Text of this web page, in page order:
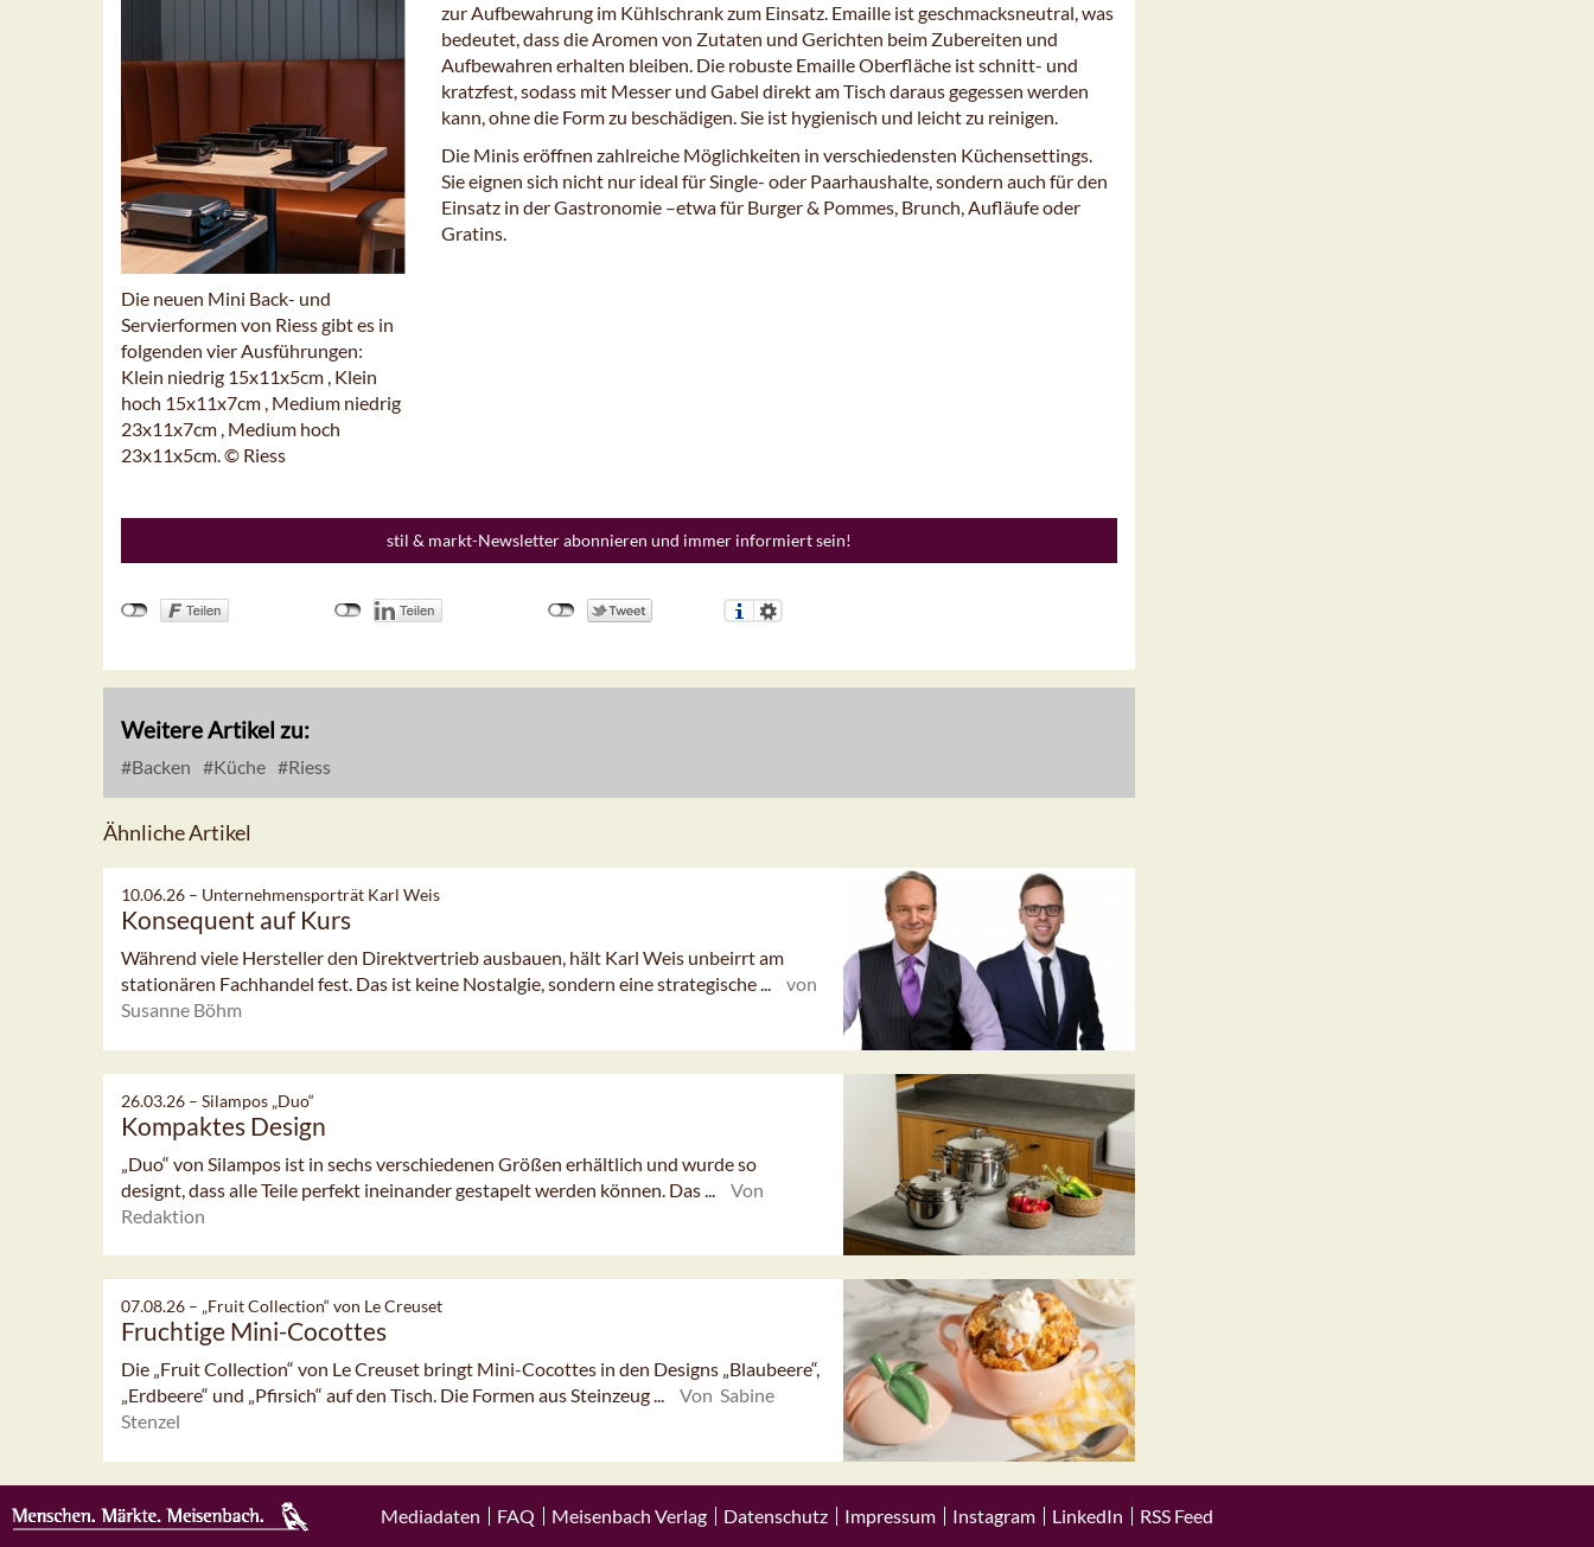
Die neuen Mini Back- und
Servierformen von Riess gibt es in
folgenden vier Ausführungen:
Klein niedrig 15x11x5cm , Klein
hoch 15x11x7cm , Medium niedrig
23x11x7cm , Medium hoch
23x11x5cm. © Riess
zur Aufbewahrung im Kühlschrank zum Einsatz. Emaille ist geschmacksneutral, was
bedeutet, dass die Aromen von Zutaten und Gerichten beim Zubereiten und
Aufbewahren erhalten bleiben. Die robuste Emaille Oberfläche ist schnitt- und
kratzfest, sodass mit Messer und Gabel direkt am Tisch daraus gegessen werden
kann, ohne die Form zu beschädigen. Sie ist hygienisch und leicht zu reinigen.
Die Minis eröffnen zahlreiche Möglichkeiten in verschiedensten Küchensettings.
Sie eignen sich nicht nur ideal für Single- oder Paarhaushalte, sondern auch für den
Einsatz in der Gastronomie –etwa für Burger & Pommes, Brunch, Aufläufe oder
Gratins.
stil & markt-Newsletter abonnieren und immer informiert sein!
Weitere Artikel zu:
Backen Küche Riess
Ähnliche Artikel
10.06.26 – Unternehmensporträt Karl Weis
Konsequent auf Kurs
Während viele Hersteller den Direktvertrieb ausbauen, hält Karl Weis unbeirrt am
stationären Fachhandel fest. Das ist keine Nostalgie, sondern eine strategische ...
von
Susanne Böhm
26.03.26 – Silampos „Duo“
Kompaktes Design
„Duo“ von Silampos ist in sechs verschiedenen Größen erhältlich und wurde so
designt, dass alle Teile perfekt ineinander gestapelt werden können. Das ...
Von
Redaktion
07.08.26 – „Fruit Collection“ von Le Creuset
Fruchtige Mini-Cocottes
Die „Fruit Collection“ von Le Creuset bringt Mini-Cocottes in den Designs „Blaubeere“,
„Erdbeere“ und „Pfirsich“ auf den Tisch. Die Formen aus Steinzeug ...
Von Sabine
Stenzel
Mediadaten FAQ Meisenbach Verlag Datenschutz Impressum Instagram LinkedIn RSS Feed